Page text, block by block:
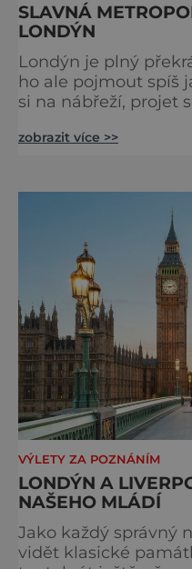
SLAVNÁ
LONDÝN
Londýn je plný
ho ale pojmout spíš
si na nábřeží, projet
Beatles nebo třeba
kontinentech. Kdo
překvapí, kol
zobrazit více >>
VÝLETY ZA POZNÁNÍM
LONDÝN A
NAŠEHO MLÁDÍ
Jako každý správný
vidět klasické